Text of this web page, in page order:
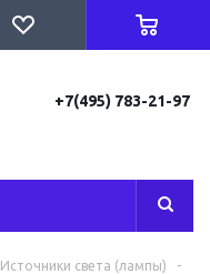
+7(495) 783-21-97
Источники света (лампы)
-